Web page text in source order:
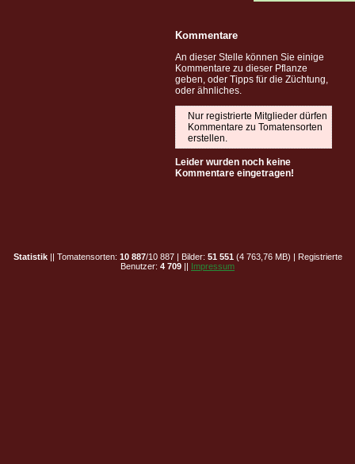
Kommentare
An dieser Stelle können Sie einige
Kommentare zu dieser Pflanze
geben, oder Tipps für die Züchtung,
oder ähnliches.
Nur registrierte Mitglieder dürfen
Kommentare zu Tomatensorten
erstellen.
Leider wurden noch keine
Kommentare eingetragen!
Statistik|| Tomatensorten: 10 887/10 887 | Bilder: 51 551 (4 763,76 MB) | Registrierte
Benutzer: 4 709 || Impressum